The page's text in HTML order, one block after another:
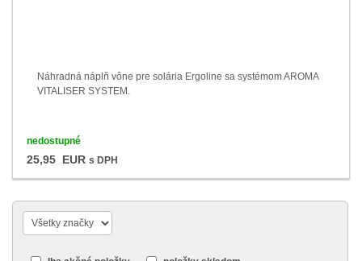
Náhradná náplň vône pre solária Ergoline sa systémom AROMA
VITALISER SYSTEM.
nedostupné
25,95 EUR s DPH